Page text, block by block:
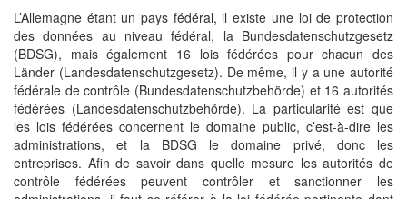
L’Allemagne étant un pays fédéral, il existe une loi de protection
des données au niveau fédéral, la Bundesdatenschutzgesetz
(BDSG), mais également 16 lois fédérées pour chacun des
Länder (Landesdatenschutzgesetz). De même, il y a une autorité
fédérale de contrôle (Bundesdatenschutzbehörde) et 16 autorités
fédérées (Landesdatenschutzbehörde). La particularité est que
les lois fédérées concernent le domaine public, c’est-à-dire les
administrations, et la BDSG le domaine privé, donc les
entreprises. Afin de savoir dans quelle mesure les autorités de
contrôle fédérées peuvent contrôler et sanctionner les